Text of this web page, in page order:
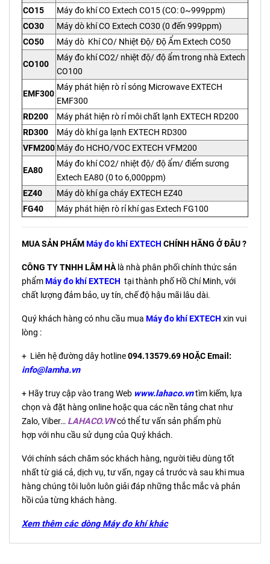
CO15
Máy đo khí CO Extech CO15 (CO: 0~999ppm)
CO30
Máy dò khí CO Extech CO30 (0 đến 999ppm)
CO50
Máy dò Khí CO/ Nhiệt Độ/ Độ Ẩm Extech CO50
CO100
Máy đo khí CO2/ nhiệt độ/ độ ẩm trong nhà Extech
CO100
EMF300
Máy phát hiện rò rỉ sóng Microwave EXTECH
EMF300
RD200
Máy phát hiện rò rỉ môi chất lạnh EXTECH RD200
RD300
Máy dò khí ga lạnh EXTECH RD300
VFM200 Máy đo HCHO/VOC EXTECH VFM200
EA80
Máy đo khí CO2/ nhiệt độ/ độ ẩm/ điểm sương
Extech EA80 (0 to 6,000ppm)
EZ40
Máy dò khí ga cháy EXTECH EZ40
FG40
Máy phát hiện rò rỉ khí gas Extech FG100
MUA SẢN PHẨMMáy đo khí EXTECH CHÍNH HÃNG Ở ĐÂU ?
CÔNG TY TNHH LÂM HÀlà nhà phân phối chính thức sản
phẩmMáy đo khí EXTECH tại thành phố Hồ Chí Minh, với
chất lượng đảm bảo, uy tín, chế độ hậu mãi lâu dài.
Quý khách hàng có nhu cầu mua Máy đo khí EXTECH xin vui
lòng :
+ Liên hệ đường dây hotline094.13579.69 HOẶC Email:
info@lamha.vn
+ Hãy truy cập vào trang Web www.lahaco.vntìm kiếm, lựa
chọn và đặt hàng online hoặc qua các nền tảng chat như
Zalo, Viber… LAHACO.VNcó thể tư vấn sản phẩm phù
hợp với nhu cầu sử dụng của Quý khách.
Với chính sách chăm sóc khách hàng, người tiêu dùng tốt
nhất từ giá cả, dịch vụ, tư vấn, ngay cả trước và sau khi mua
hàng chúng tôi luôn luôn giải đáp những thắc mắc và phản
hồi của từng khách hàng.
Xem thêm các dòng Máy đo khí khác